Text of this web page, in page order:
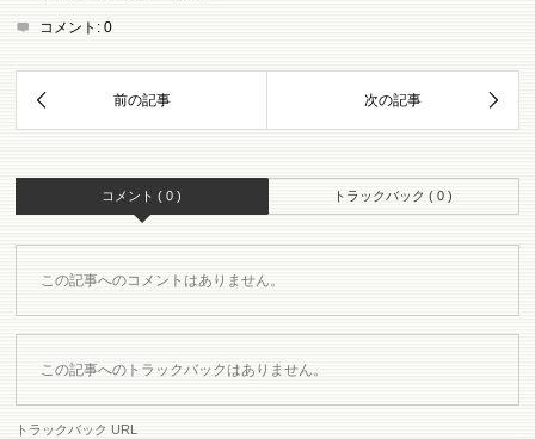
コメント:0
コメント ( 0 ) トラックバック ( 0 )
この記事へのコメントはありません。
この記事へのトラックバックはありません。
トラックバック URL